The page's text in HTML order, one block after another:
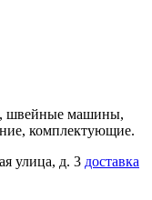
швейные машины,
комплектующие.
улица, д. 3 доставка